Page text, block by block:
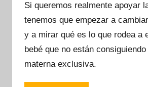
r
M
a
m
Si queremos realmente apoyar
tenemos que empezar a
y a mirar qué es lo que rodea a
bebé que no están
materna exclusiva.